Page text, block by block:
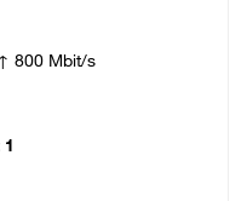
800 Mbit/s